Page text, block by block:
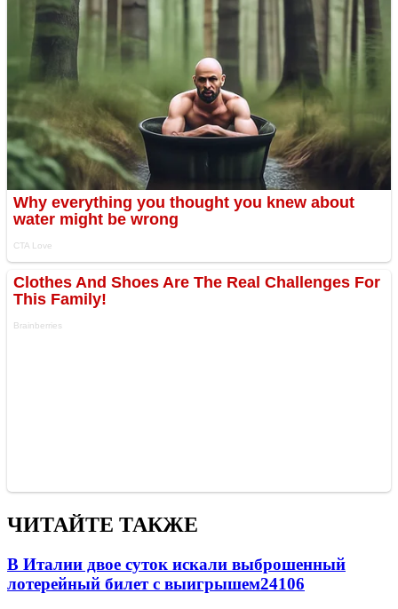
ЧИТАЙТЕ ТАКЖЕ
В Италии двое суток искали выброшенный
лотерейный билет с выигрышем24106